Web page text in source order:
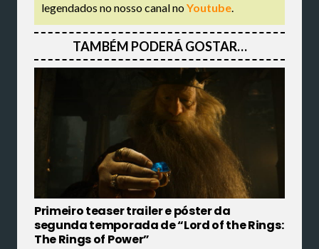
legendados no nosso canal noYoutube.
TAMBÉM PODERÁ GOSTAR…
Primeiro teaser trailer e póster da
segunda temporada de “Lord of the Rings:
The Rings of Power”